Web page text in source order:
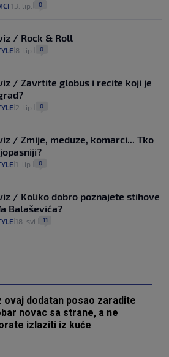
13. lip. 0
/ Rock & Roll
8. lip. 0
/ Zavrtite globus i recite koji je
2. lip. 0
/ Zmije, meduze, komarci... Tko
1. lip. 0
/ Koliko dobro poznajete stihove
Balaševića?
18. svi. 11
ovaj dodatan posao zaradite
novac sa strane, a ne
izlaziti iz kuće